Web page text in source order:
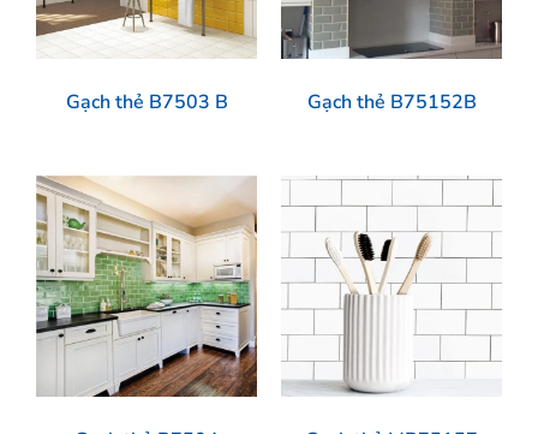
Gạch thẻ B7503 B Gạch thẻ B75152B